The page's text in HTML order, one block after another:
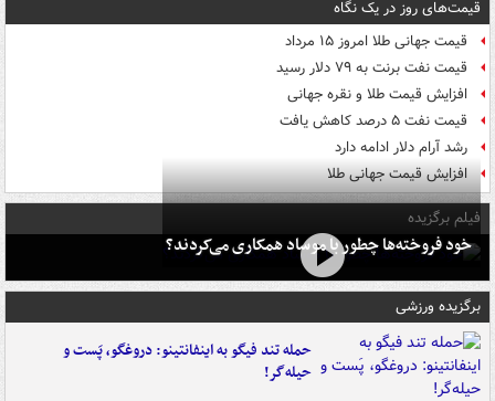
قیمت‌های روز در یک نگاه
قیمت جهانی طلا امروز ۱۵ مرداد
قیمت نفت برنت به ۷۹ دلار رسید
افزایش قیمت طلا و نقره جهانی
قیمت نفت ۵ درصد کاهش یافت
رشد آرام دلار ادامه دارد
افزایش قیمت جهانی طلا
فیلم برگزیده
خود فروخته‌ها چطور با موساد همکاری می‌کردند؟
برگزیده ورزشی
حمله تند فیگو به اینفانتینو: دروغگو، پَست‌ و
حیله‌گر!